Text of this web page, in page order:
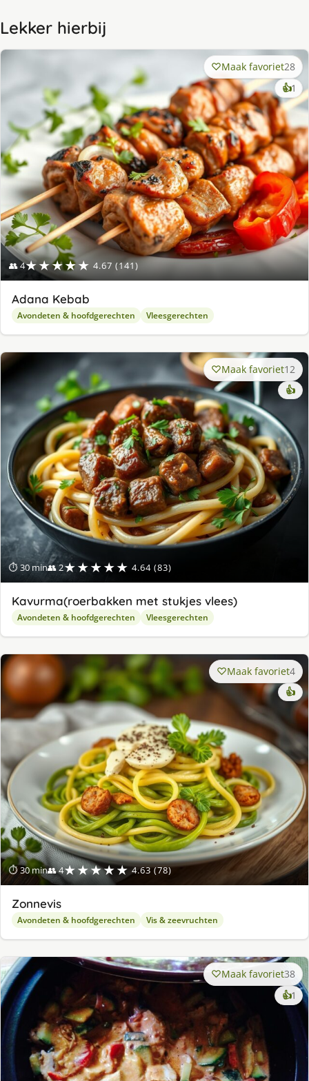
Lekker hierbij
👥 4★★★★★ 4.67 (141)
Maak favoriet28
👍1
Adana Kebab
Avondeten & hoofdgerechten Vleesgerechten
⏱ 30 min👥 2★★★★★ 4.64 (83)
Maak favoriet12
👍
Kavurma(roerbakken met stukjes vlees)
Avondeten & hoofdgerechten Vleesgerechten
⏱ 30 min👥 4★★★★★ 4.63 (78)
Maak favoriet4
👍
Zonnevis
Avondeten & hoofdgerechten Vis & zeevruchten
Maak favoriet38
👍1